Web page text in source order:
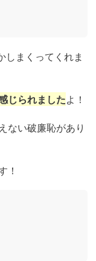
しまくってくれま
じられましたよ！
ない破廉恥があり
！